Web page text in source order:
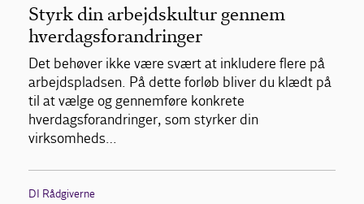
Styrk din arbejdskultur gennem
hverdagsforandringer
Det behøver ikke være svært at inkludere flere på
arbejdspladsen. På dette forløb bliver du klædt på
til at vælge og gennemføre konkrete
hverdagsforandringer, som styrker din
virksomheds…
DI Rådgiverne